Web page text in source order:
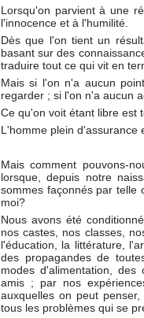
Lorsqu'on parvient à une
l'innocence et à l'humilité.
Dès que l'on tient un
basant sur des
traduire tout ce qui vit en
Mais si l'on n'a aucun
regarder ; si l'on n'a aucun
Ce qu'on voit étant libre est
L'homme plein d'assurance
Mais comment pouvons-
lorsque, depuis notre
sommes façonnés par telle
moi?
Nous avons été
nos castes, nos classes,
l'éducation, la littérature,
des propagandes de
modes d'alimentation,
amis ; par nos
auxquelles on peut
tous les problèmes qui se